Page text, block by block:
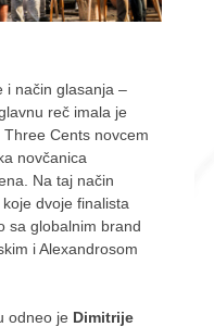
i način glasanja –
reč imala je
Cents novcem
novčanica
Na taj način
dvoje finalista
sa globalnim brand
i Alexandrosom
odneo je Dimitrije